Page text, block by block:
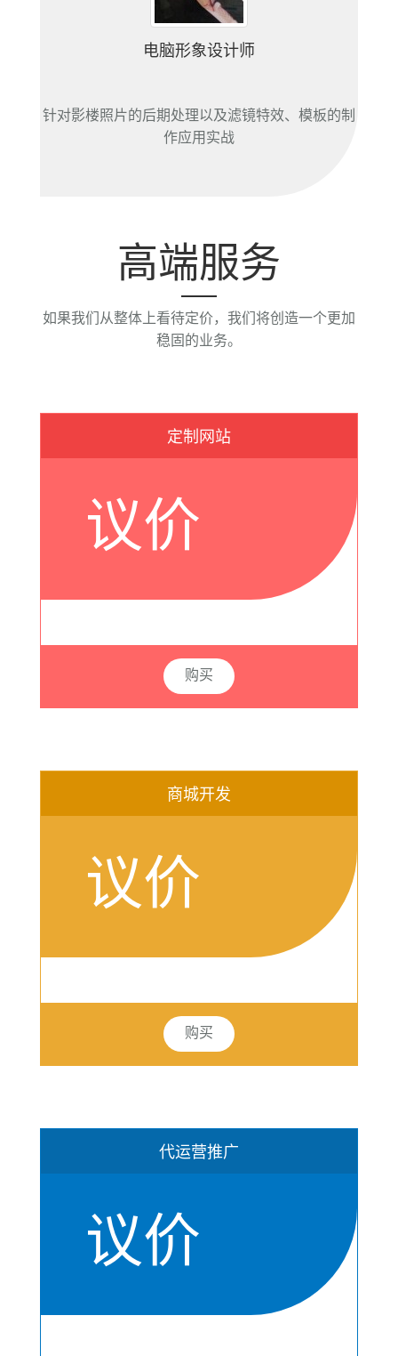
电脑形象设计师
针对影楼照片的后期处理以及滤镜特效、模板的制
作应用实战
高端服务
如果我们从整体上看待定价，我们将创造一个更加
稳固的业务。
定制网站
议价
购买
商城开发
议价
购买
代运营推广
议价